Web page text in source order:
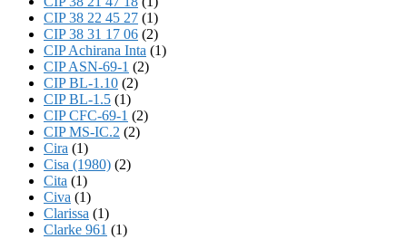
CIP 38 22 45 27 (1)
CIP 38 31 17 06 (2)
CIP Achirana Inta (1)
CIP ASN-69-1 (2)
CIP BL-1.10 (2)
CIP BL-1.5 (1)
CIP CFC-69-1 (2)
CIP MS-IC.2 (2)
Cira (1)
Cisa (1980) (2)
Cita (1)
Civa (1)
Clarissa (1)
Clarke 961 (1)